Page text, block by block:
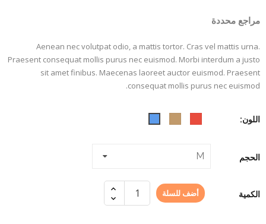
مراجع محددة
Aenean nec volutpat odio, a mattis tortor. Cras vel mattis urna.
Praesent consequat mollis purus nec euismod. Morbi interdum a justo
sit amet finibus. Maecenas laoreet auctor euismod. Praesent
consequat mollis purus nec euismod.
اللون:
الحجم
الكمية أضف للسلة